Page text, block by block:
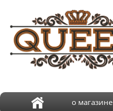
о магазине